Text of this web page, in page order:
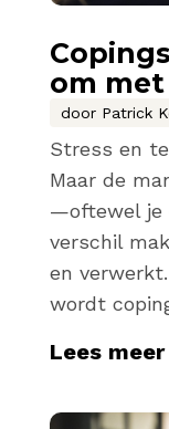
om met
door Patrick
Stress en
Maar de
—oftewel je
verschil
en
wordt
Lees meer